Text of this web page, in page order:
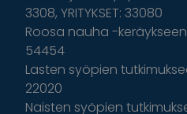
3308, YRITYKSET: 33080
Roosa nauha -keräykseen:
54454
Lasten syöpien
22020
Naisten syöpien